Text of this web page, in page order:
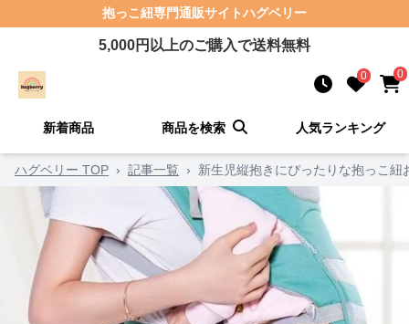
抱っこ紐専門通販サイトハグベリー
5,000円以上のご購入で送料無料
0 0
新着商品 商品を検索 人気ランキング
ハグベリー TOP › 記事一覧 › 新生児縦抱きにぴったりな抱っこ